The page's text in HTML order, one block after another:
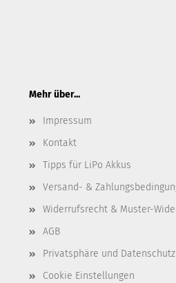
Mehr über...
Impressum
Kontakt
Tipps für LiPo Akkus
Versand- &
Widerrufsrecht & Muster-
AGB
Privatsphäre und Datenschutz
Cookie Einstellungen